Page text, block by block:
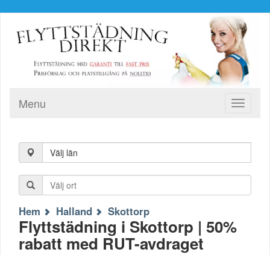
Toggle
Menu
Välj län
Hem Halland Skottorp
Flyttstädning i Skottorp | 50%
rabatt med RUT-avdraget